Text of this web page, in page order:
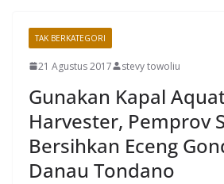
TAK BERKATEGORI
21 Agustus 2017 stevy towoliu
Gunakan Kapal
Harvester, Pemprov
Bersihkan Eceng
Danau Tondano